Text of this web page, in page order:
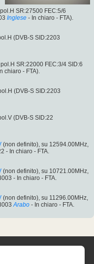
SR:27500 FEC:5/6
Inglese - In chiaro - FTA).
(DVB-S SID:2203
SR:22000 FEC:3/4 SID:6
chiaro - FTA).
(DVB-S SID:2203
(DVB-S SID:22
(non definito), su 12594.00MHz,
- In chiaro - FTA.
(non definito), su 10721.00MHz,
- In chiaro - FTA.
(non definito), su 11296.00MHz,
Arabo - In chiaro - FTA.